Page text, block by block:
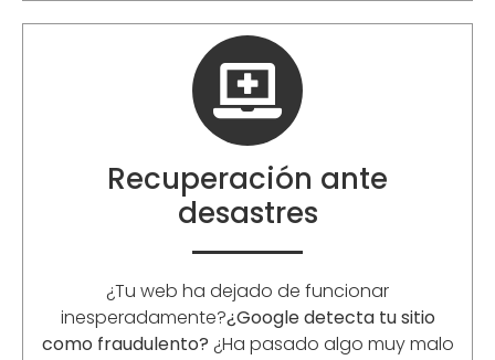
Recuperación ante
desastres
¿Tu web ha dejado de funcionar
inesperadamente?¿Google detecta tu sitio
como fraudulento? ¿Ha pasado algo muy malo